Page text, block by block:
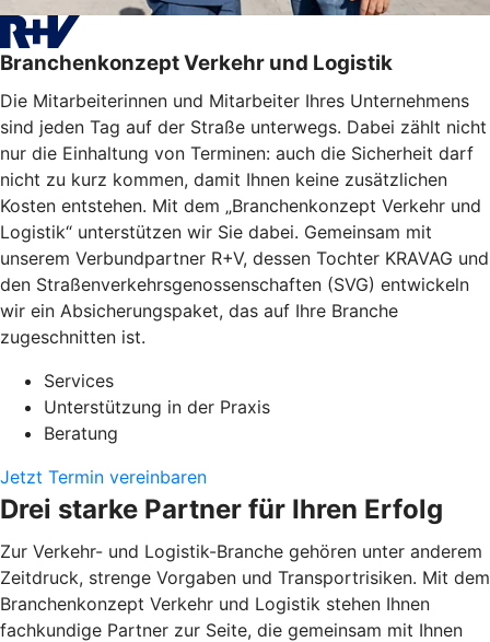
Branchenkonzept Verkehr und Logistik
Die Mitarbeiterinnen und Mitarbeiter Ihres Unternehmens
sind jeden Tag auf der Straße unterwegs. Dabei zählt nicht
nur die Einhaltung von Terminen: auch die Sicherheit darf
nicht zu kurz kommen, damit Ihnen keine zusätzlichen
Kosten entstehen. Mit dem „Branchenkonzept Verkehr und
Logistik“ unterstützen wir Sie dabei. Gemeinsam mit
unserem Verbundpartner R+V, dessen Tochter KRAVAG und
den Straßenverkehrsgenossenschaften (SVG) entwickeln
wir ein Absicherungspaket, das auf Ihre Branche
zugeschnitten ist.
Services
Unterstützung in der Praxis
Beratung
Jetzt Termin vereinbaren
Drei starke Partner für Ihren Erfolg
Zur Verkehr- und Logistik-Branche gehören unter anderem
Zeitdruck, strenge Vorgaben und Transportrisiken. Mit dem
Branchenkonzept Verkehr und Logistik stehen Ihnen
fachkundige Partner zur Seite, die gemeinsam mit Ihnen